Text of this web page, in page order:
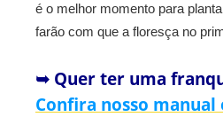
é o melhor momento para
farão com que a floresça no
➥ Quer ter uma
Confira nosso manual